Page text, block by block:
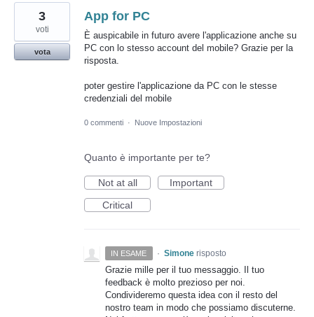
App for PC
È auspicabile in futuro avere l'applicazione anche su
PC con lo stesso account del mobile? Grazie per la
risposta.
poter gestire l'applicazione da PC con le stesse
credenziali del mobile
3
voti
vota
0 commenti · Nuove Impostazioni
Quanto è importante per te?
Not at all
Important
Critical
IN ESAME · Simone risposto
Grazie mille per il tuo messaggio. Il tuo
feedback è molto prezioso per noi.
Condivideremo questa idea con il resto del
nostro team in modo che possiamo discuterne.